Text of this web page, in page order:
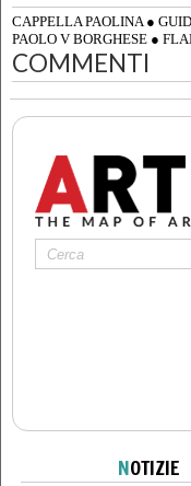
CAPPELLA PAOLINA●
PAOLO V BORGHESE ●
COMMENTI
NOTIZIE